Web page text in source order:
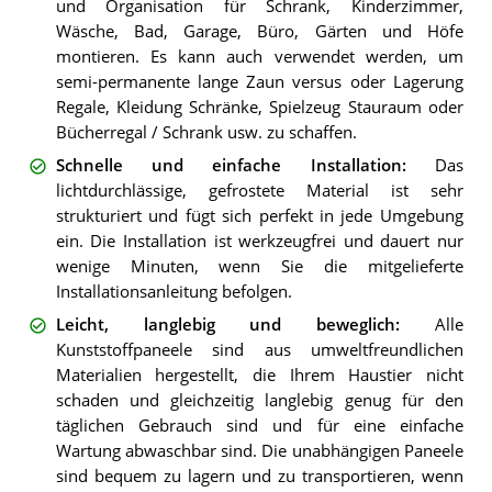
und Organisation für Schrank, Kinderzimmer,
Wäsche, Bad, Garage, Büro, Gärten und Höfe
montieren. Es kann auch verwendet werden, um
semi-permanente lange Zaun versus oder Lagerung
Regale, Kleidung Schränke, Spielzeug Stauraum oder
Bücherregal / Schrank usw. zu schaffen.
Schnelle und einfache Installation: Das
lichtdurchlässige, gefrostete Material ist sehr
strukturiert und fügt sich perfekt in jede Umgebung
ein. Die Installation ist werkzeugfrei und dauert nur
wenige Minuten, wenn Sie die mitgelieferte
Installationsanleitung befolgen.
Leicht, langlebig und beweglich: Alle
Kunststoffpaneele sind aus umweltfreundlichen
Materialien hergestellt, die Ihrem Haustier nicht
schaden und gleichzeitig langlebig genug für den
täglichen Gebrauch sind und für eine einfache
Wartung abwaschbar sind. Die unabhängigen Paneele
sind bequem zu lagern und zu transportieren, wenn